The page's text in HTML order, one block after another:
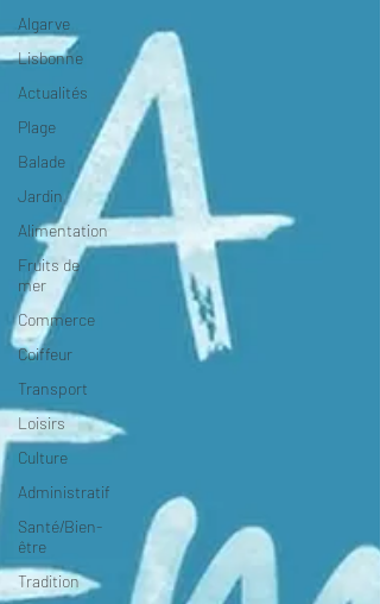
Algarve
Lisbonne
Actualités
Plage
Balade
Jardin
Alimentation
Fruits de
mer
Commerce
Coiffeur
Transport
Loisirs
Culture
Administratif
Santé/Bien-
être
Tradition